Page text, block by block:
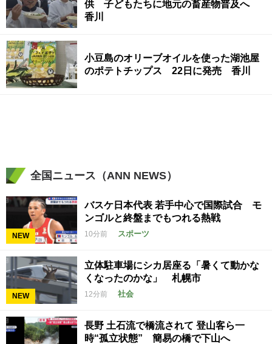
供 子どもたちに地元の畜産物普及へ
香川
小豆島のオリーブオイルを使った湖池屋
のポテトチップス 22日に発売 香川
全国ニュース（ANN NEWS）
NEW
バスケ日本代表 若手中心で国際試合 モ
ンゴルと終盤までもつれる熱戦
10分前 スポーツ
NEW
立体駐車場にシカ居座る「暑くて動かな
くなったのかな」 札幌市
12分前 社会
長野 土石流で橋流されて 登山客ら一
時“孤立状態” 簡易の橋で下山へ